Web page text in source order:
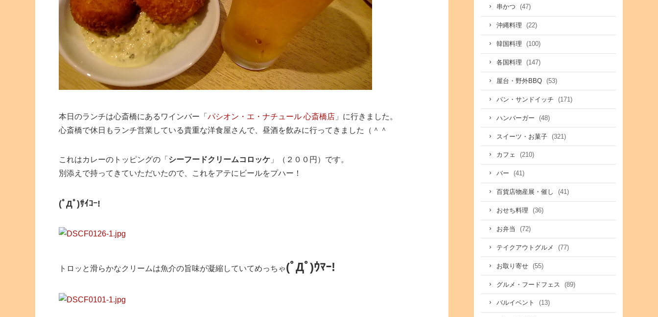
本日のランチは心斎橋にあるワインバー「 パシオン・エ・ナチュール 心斎橋店 」に行きました。
心斎橋で休日もランチ営業している貴重な洋食屋さんで、昼酒を飲みに行ってきました（＾＾
これはカレーのトッピングの「 シーフードクリームコロッケ 」（２００円）です。
別添えで持ってきていただいたので、これをアテにビールをプハー！
(ﾟДﾟ)ｻｲｺｰ!
トロッと滑らかなクリームは魚介の旨味が凝縮していてめっちゃ(ﾟДﾟ)ｳﾏｰ!
串かつ (47)
沖縄料理 (22)
韓国料理 (100)
各国料理 (147)
屋台・野外BBQ (53)
パン・サンドイッチ (171)
ハンバーガー (48)
スイーツ・お菓子 (321)
カフェ (210)
バー (41)
百貨店物産展・催し (41)
おせち料理 (36)
お弁当 (72)
テイクアウトグルメ (77)
お取り寄せ (55)
グルメ・フードフェス (89)
バルイベント (13)